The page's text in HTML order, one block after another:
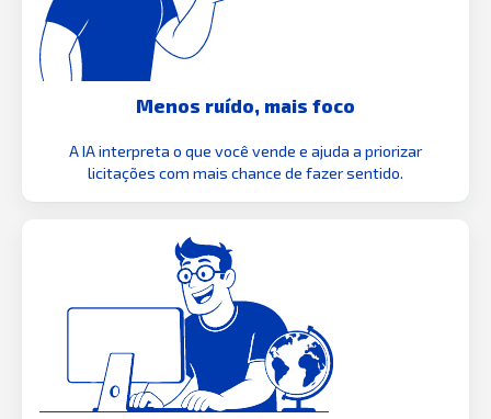
Menos ruído, mais foco
A IA interpreta o que você vende e ajuda a priorizar
licitações com mais chance de fazer sentido.